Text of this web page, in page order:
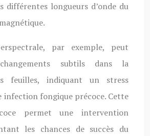
différentes longueurs d’onde du
par exemple, peut
subtils dans la
feuilles, indiquant un stress
infection fongique précoce. Cette
permet une intervention
les chances de succès du